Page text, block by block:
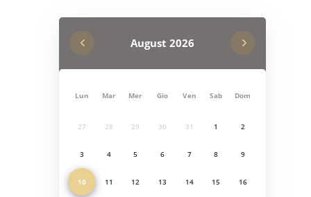
August 2026
Lun Mar Mer Gio Ven Sab Dom
27 28 29 30 31 1 2
3 4 5 6 7 8 9
10 11 12 13 14 15 16